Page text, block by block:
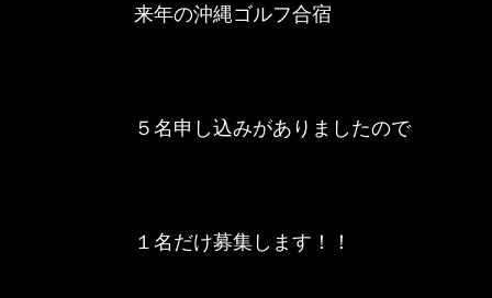
来年の沖縄ゴルフ合宿
５名申し込みがありましたので
１名だけ募集します！！